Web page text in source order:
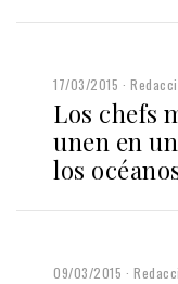
17/03/2015
Los chefs
unen en
los
09/03/2015